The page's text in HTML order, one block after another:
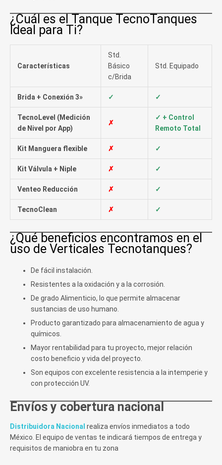
¿Cuál es el Tanque TecnoTanques
Ideal para Ti?
Características
Std.
Básico
c/Brida
Std. Equipado
Brida + Conexión 3» ✓ ✓
TecnoLevel (Medición
de Nivel por App)
✗
✓ + Control
Remoto Total
Kit Manguera flexible ✗ ✓
Kit Válvula + Niple ✗ ✓
Venteo Reducción ✗ ✓
TecnoClean ✗ ✓
¿Qué beneficios encontramos en el
uso de Verticales Tecnotanques?
De fácil instalación.
Resistentes a la oxidación y a la corrosión.
De grado Alimenticio, lo que permite almacenar
sustancias de uso humano.
Producto garantizado para almacenamiento de agua y
químicos.
Mayor rentabilidad para tu proyecto, mejor relación
costo beneficio y vida del proyecto.
Son equipos con excelente resistencia a la intemperie y
con protección UV.
Envíos y cobertura nacional
Distribuidora Nacional realiza envíos inmediatos a todo
México. El equipo de ventas te indicará tiempos de entrega y
requisitos de maniobra en tu zona